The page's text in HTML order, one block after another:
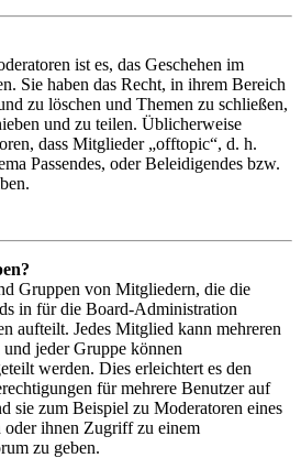
ist es, das Geschehen im
Sie haben das Recht, in ihrem Bereich
zu löschen und Themen zu schließen,
und zu teilen. Üblicherweise
dass Mitglieder „offtopic“, d. h.
Passendes, oder Beleidigendes bzw.
Gruppen von Mitgliedern, die die
in für die Board-Administration
aufteilt. Jedes Mitglied kann mehreren
jeder Gruppe können
werden. Dies erleichtert es den
für mehrere Benutzer auf
sie zum Beispiel zu Moderatoren eines
oder ihnen Zugriff zu einem
zu geben.